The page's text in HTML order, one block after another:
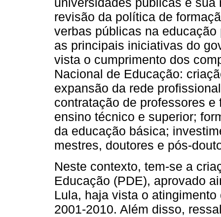
revisão da política de
verbas públicas na
as principais iniciativas do
vista o cumprimento dos
Nacional de Educação:
expansão da rede
contratação de professores
ensino técnico e superior;
da educação básica;
mestres, doutores e pós-
Neste contexto, tem-se a
Educação (PDE), aprovado
Lula, haja vista o
2001-2010. Além disso,